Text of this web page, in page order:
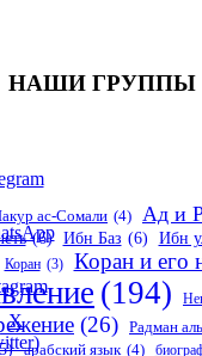
НАШИ ГРУППЫ
ас-Сомали (4) Ад и
(6) Ибн Баз (6) Ибн
Коран (3) Коран и его
(194)
(26) Радман
арабский язык (4)